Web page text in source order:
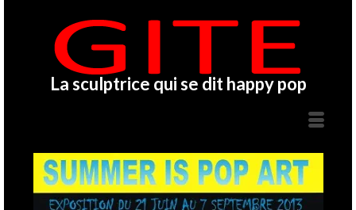
La sculptrice qui se dit happy pop